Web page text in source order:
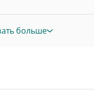
$0,0000030018265
$111,47749
больше